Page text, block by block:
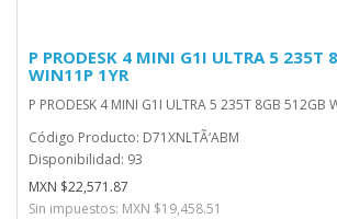
P PRODESK 4 MINI G1I ULTRA 5 235T
WIN11P 1YR
P PRODESK 4 MINI G1I ULTRA 5 235T 8GB 512GB
Código Producto: D71XNLTÃ‘ABM
Disponibilidad: 93
MXN $22,571.87
Sin impuestos: MXN $19,458.51